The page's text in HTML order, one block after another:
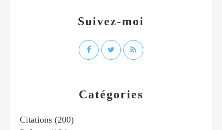
Catégories
Citations (200)
Suivez-moi